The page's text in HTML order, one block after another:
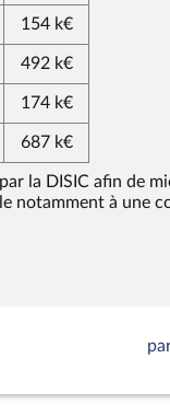
154 k€
492 k€
174 k€
687 k€
la DISIC afin de
notamment à une